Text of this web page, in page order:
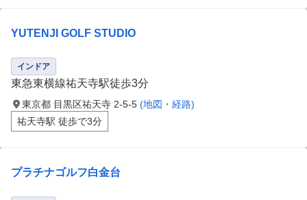
YUTENJI GOLF STUDIO
インドア
東急東横線祐天寺駅徒歩3分
東京都 目黒区祐天寺 2-5-5 (地図・経路)
祐天寺駅 徒歩で3分
プラチナゴルフ白金台